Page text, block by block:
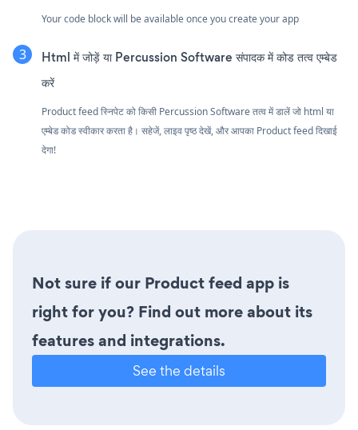
Your code block will be available once you create your app
Html में जोड़ें या Percussion Software संपादक में कोड तत्व एम्बेड
करें
Product feed स्निपेट को किसी Percussion Software तत्व में डालें जो html या
एम्बेड कोड स्वीकार करता है। सहेजें, लाइव पृष्ठ देखें, और आपका Product feed दिखाई
देगा!
Not sure if our Product feed app is
right for you? Find out more about its
features and integrations.
See the details